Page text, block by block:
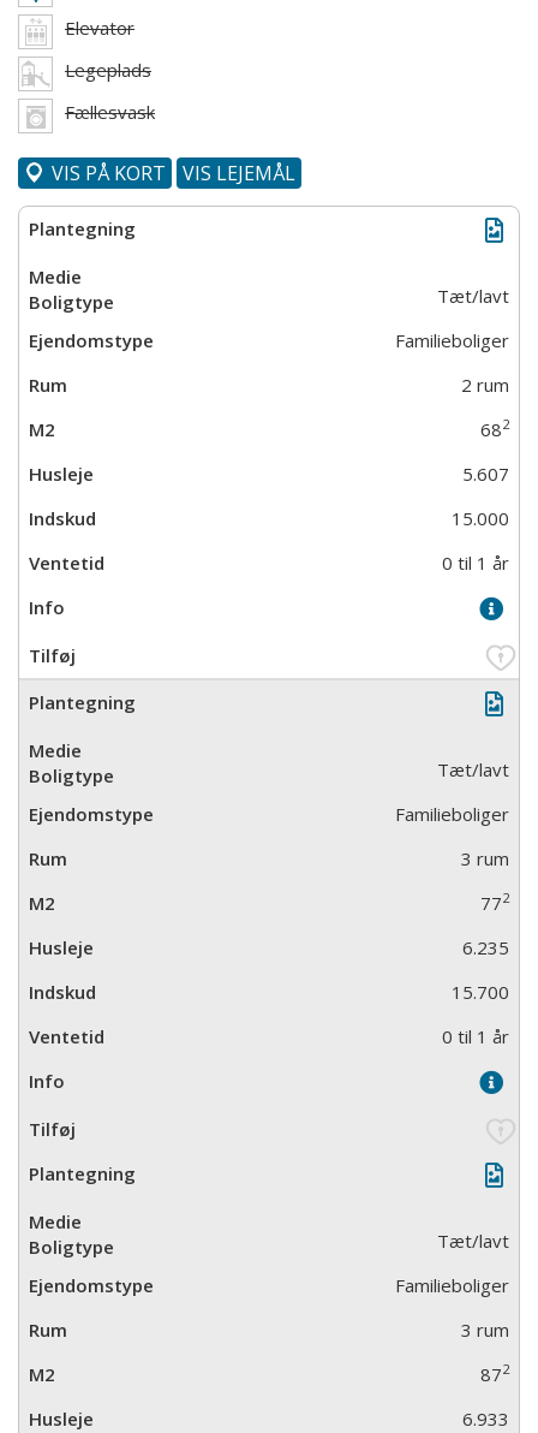
Elevator
Legeplads
Fællesvask
VIS PÅ KORT VIS LEJEMÅL
Tæt/lavt
Familieboliger
2 rum
682
5.607
15.000
0 til 1 år
Tæt/lavt
Familieboliger
3 rum
772
6.235
15.700
0 til 1 år
Tæt/lavt
Familieboliger
3 rum
872
6.933